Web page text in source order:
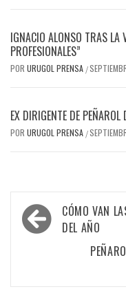
IGNACIO ALONSO TRAS LA
PROFESIONALES”
POR URUGOL PRENSA /
EX DIRIGENTE DE
POR URUGOL PRENSA /
Navegación
de
CÓMO VAN
DEL AÑO